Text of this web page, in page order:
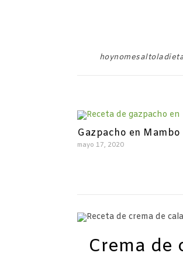
Gazpacho en Mambo
mayo 17, 2020
Crema de